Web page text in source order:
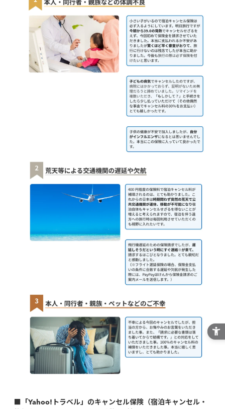
■「Yahoo!トラベル」のキャンセル保険（宿泊キャンセル・